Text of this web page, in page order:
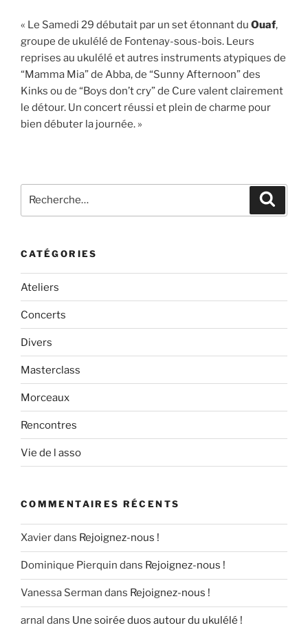
« Le Samedi 29 débutait par un set étonnant du Ouaf,
groupe de ukulélé de Fontenay-sous-bois. Leurs
reprises au ukulélé et autres instruments atypiques de
“Mamma Mia” de Abba, de “Sunny Afternoon” des
Kinks ou de “Boys don’t cry” de Cure valent clairement
le détour. Un concert réussi et plein de charme pour
bien débuter la journée. »
pour
CATÉGORIES
Ateliers
Concerts
Divers
Masterclass
Morceaux
Rencontres
Vie de l asso
COMMENTAIRES RÉCENTS
Xavierdans Rejoignez-nous !
Dominique Pierquin dans Rejoignez-nous !
Vanessa Serman dans Rejoignez-nous !
arnal dans Une soirée duos autour du ukulélé !